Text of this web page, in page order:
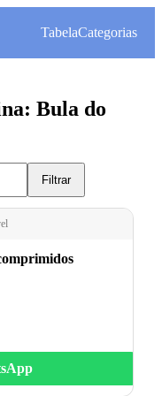
TabelaCategorias
Bula do
Filtrar